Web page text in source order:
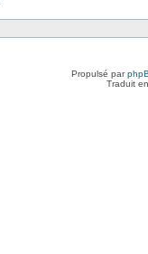
Propulsé par
Traduit